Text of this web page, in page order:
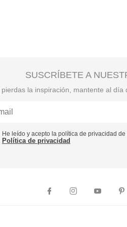
SUSCRÍBETE A
la inspiración, mantente al día
He leído y acepto la política de privacidad de
Política de privacidad